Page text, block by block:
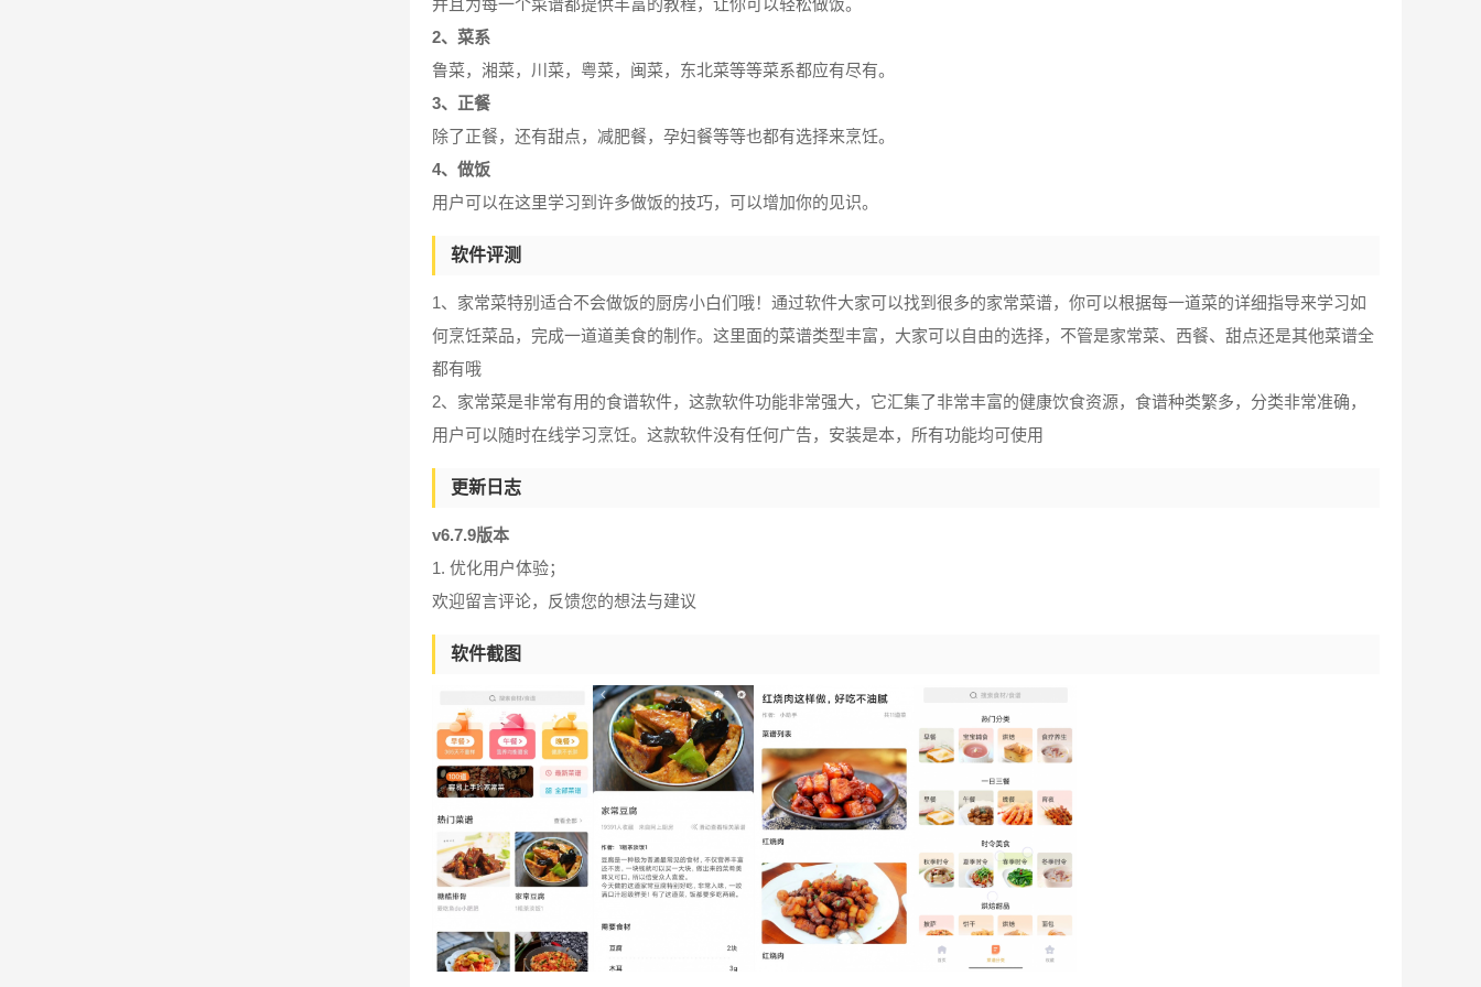
并且为每一个菜谱都提供丰富的教程，让你可以轻松做饭。
2、菜系
鲁菜，湘菜，川菜，粤菜，闽菜，东北菜等等菜系都应有尽有。
3、正餐
除了正餐，还有甜点，减肥餐，孕妇餐等等也都有选择来烹饪。
4、做饭
用户可以在这里学习到许多做饭的技巧，可以增加你的见识。
软件评测
1、家常菜特别适合不会做饭的厨房小白们哦！通过软件大家可以找到很多的家常菜谱，你可以根据每一道菜的详细指导来学习如
何烹饪菜品，完成一道道美食的制作。这里面的菜谱类型丰富，大家可以自由的选择，不管是家常菜、西餐、甜点还是其他菜谱全
都有哦
2、家常菜是非常有用的食谱软件，这款软件功能非常强大，它汇集了非常丰富的健康饮食资源，食谱种类繁多，分类非常准确，
用户可以随时在线学习烹饪。这款软件没有任何广告，安装是本，所有功能均可使用
更新日志
v6.7.9版本
1. 优化用户体验；
欢迎留言评论，反馈您的想法与建议
软件截图